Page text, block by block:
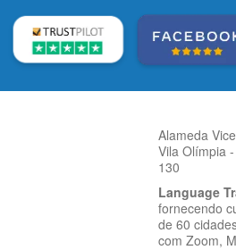
Alameda
Vila Olímpia
130
Language
fornecendo
de 60
com Zoom,